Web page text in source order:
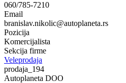
060/785-7210
Email
branislav.nikolic@autoplaneta.rs
Pozicija
Komercijalista
Sekcija firme
Veleprodaja
prodaja_194
Autoplaneta DOO